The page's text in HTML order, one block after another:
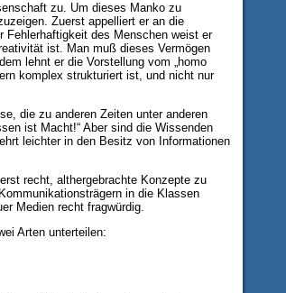
zu. Um dieses Manko zu
Zuerst appelliert er an die
Fehlerhaftigkeit des Menschen weist er
ist. Man muß dieses Vermögen
lehnt er die Vorstellung vom „homo
komplex strukturiert ist, und nicht nur
die zu anderen Zeiten unter anderen
ist Macht!“ Aber sind die Wissenden
leichter in den Besitz von Informationen
recht, althergebrachte Konzepte zu
in die Klassen
Medien recht fragwürdig.
Arten unterteilen: